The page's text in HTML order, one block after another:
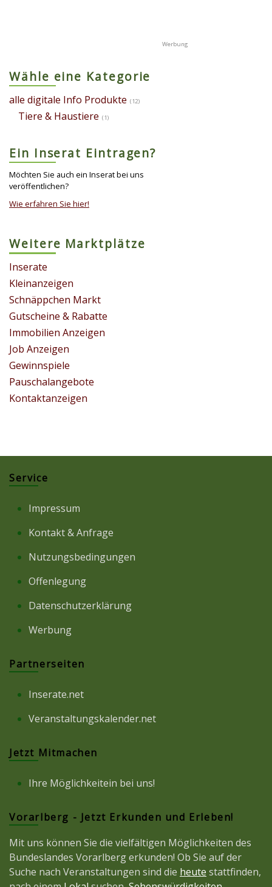
Wähle eine Kategorie
alle digitale Info Produkte (12)
Tiere & Haustiere (1)
Ein Inserat Eintragen?
Möchten Sie auch ein Inserat bei uns
veröffentlichen?
Wie erfahren Sie hier!
Weitere Marktplätze
Inserate
Kleinanzeigen
Schnäppchen Markt
Gutscheine & Rabatte
Immobilien Anzeigen
Job Anzeigen
Gewinnspiele
Pauschalangebote
Kontaktanzeigen
Service
Impressum
Kontakt & Anfrage
Nutzungsbedingungen
Offenlegung
Datenschutzerklärung
Werbung
Partnerseiten
Inserate.net
Veranstaltungskalender.net
Jetzt Mitmachen
Ihre Möglichkeitein bei uns!
Vorarlberg - Jetzt Erkunden und Erleben!
Mit uns können Sie die vielfältigen Möglichkeiten des
Bundeslandes Vorarlberg erkunden! Ob Sie auf der
Suche nach Veranstaltungen sind die heute stattfinden,